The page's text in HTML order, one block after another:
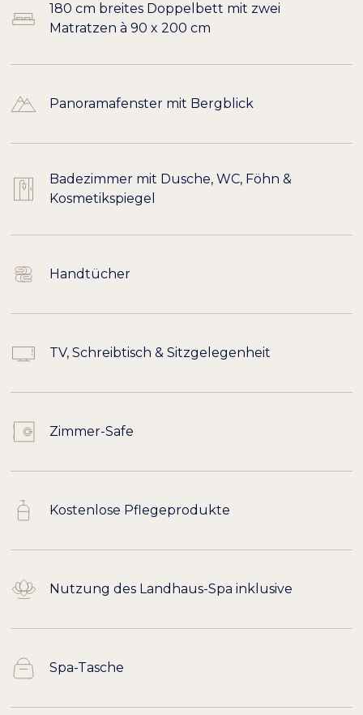
180 cm breites Doppelbett mit zwei
Matratzen à 90 x 200 cm
Panoramafenster mit Bergblick
Badezimmer mit Dusche, WC, Föhn &
Kosmetikspiegel
Handtücher
TV, Schreibtisch & Sitzgelegenheit
Zimmer-Safe
Kostenlose Pflegeprodukte
Nutzung des Landhaus-Spa inklusive
Spa-Tasche